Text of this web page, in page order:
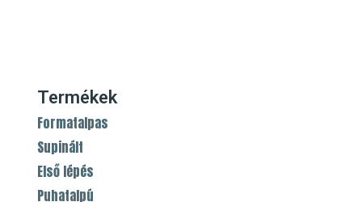
Termékek
Formatalpas
Supinált
Első lépés
Puhatalpú